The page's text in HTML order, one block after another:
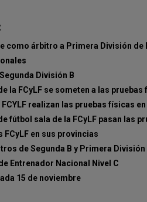
como árbitro a Primera División de
División B
la FCyLF se someten a las pruebas
realizan las pruebas físicas en
fútbol sala de la FCyLF pasan las
en sus provincias
de Segunda B y Primera División
Entrenador Nacional Nivel C
15 de noviembre